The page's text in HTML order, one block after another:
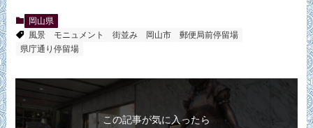
岡山県
風景
モニュメント 街並み 岡山市
郵便局前停留場
県庁通り停留場
この記事が気に入ったら